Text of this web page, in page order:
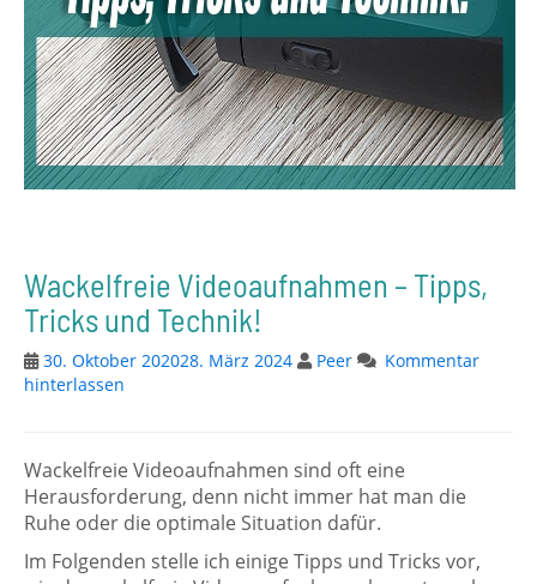
Wackelfreie Videoaufnahmen – Tipps,
Tricks und Technik!
30. Oktober 202028. März 2024 Peer
Kommentar
hinterlassen
Wackelfreie Videoaufnahmen sind oft eine
Herausforderung, denn nicht immer hat man die
Ruhe oder die optimale Situation dafür.
Im Folgenden stelle ich einige Tipps und Tricks vor,